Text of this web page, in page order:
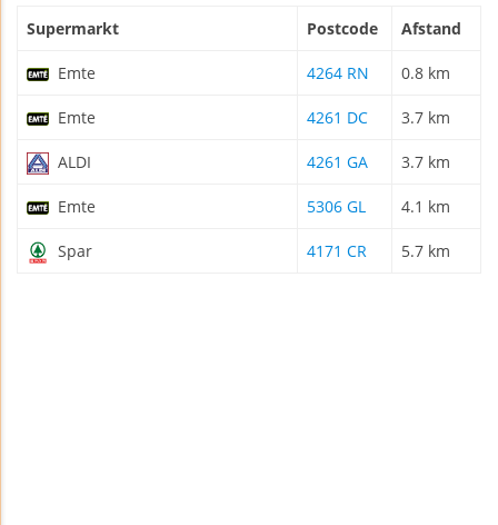
Supermarkt Postcode Afstand
Emte 4264 RN 0.8 km
Emte 4261 DC 3.7 km
ALDI 4261 GA 3.7 km
Emte 5306 GL 4.1 km
Spar 4171 CR 5.7 km